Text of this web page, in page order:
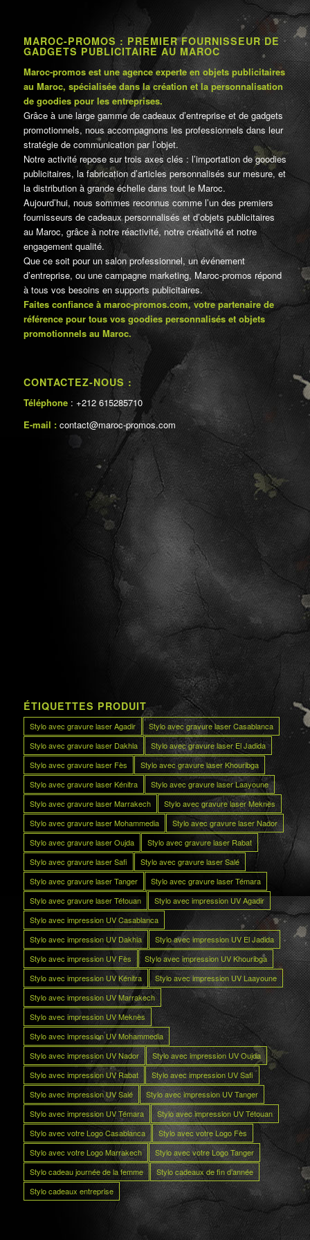
MAROC-PROMOS : PREMIER FOURNISSEUR DE
GADGETS PUBLICITAIRE AU MAROC
Maroc-promos est une agence experte en objets publicitaires
au Maroc, spécialisée dans la création et la personnalisation
de goodies pour les entreprises.
Grâce à une large gamme de cadeaux d’entreprise et de gadgets
promotionnels, nous accompagnons les professionnels dans leur
stratégie de communication par l’objet.
Notre activité repose sur trois axes clés : l’importation de goodies
publicitaires, la fabrication d’articles personnalisés sur mesure, et
la distribution à grande échelle dans tout le Maroc.
Aujourd’hui, nous sommes reconnus comme l’un des premiers
fournisseurs de cadeaux personnalisés et d’objets publicitaires
au Maroc, grâce à notre réactivité, notre créativité et notre
engagement qualité.
Que ce soit pour un salon professionnel, un événement
d’entreprise, ou une campagne marketing, Maroc-promos répond
à tous vos besoins en supports publicitaires.
Faites confiance à maroc-promos.com, votre partenaire de
référence pour tous vos goodies personnalisés et objets
promotionnels au Maroc.
CONTACTEZ-NOUS :
Téléphone : +212 615285710
E-mail : contact@maroc-promos.com
ÉTIQUETTES PRODUIT
Stylo avec gravure laser Agadir
Stylo avec gravure laser Casablanca
Stylo avec gravure laser Dakhla
Stylo avec gravure laser El Jadida
Stylo avec gravure laser Fès
Stylo avec gravure laser Khouribga
Stylo avec gravure laser Kénitra
Stylo avec gravure laser Laayoune
Stylo avec gravure laser Marrakech
Stylo avec gravure laser Meknès
Stylo avec gravure laser Mohammedia
Stylo avec gravure laser Nador
Stylo avec gravure laser Oujda
Stylo avec gravure laser Rabat
Stylo avec gravure laser Safi
Stylo avec gravure laser Salé
Stylo avec gravure laser Tanger
Stylo avec gravure laser Témara
Stylo avec gravure laser Tétouan
Stylo avec impression UV Agadir
Stylo avec impression UV Casablanca
Stylo avec impression UV Dakhla
Stylo avec impression UV El Jadida
Stylo avec impression UV Fès
Stylo avec impression UV Khouribga
Stylo avec impression UV Kénitra
Stylo avec impression UV Laayoune
Stylo avec impression UV Marrakech
Stylo avec impression UV Meknès
Stylo avec impression UV Mohammedia
Stylo avec impression UV Nador
Stylo avec impression UV Oujda
Stylo avec impression UV Rabat
Stylo avec impression UV Safi
Stylo avec impression UV Salé
Stylo avec impression UV Tanger
Stylo avec impression UV Témara
Stylo avec impression UV Tétouan
Stylo avec votre Logo Casablanca
Stylo avec votre Logo Fès
Stylo avec votre Logo Marrakech
Stylo avec votre Logo Tanger
Stylo cadeau journée de la femme
Stylo cadeaux de fin d’année
Stylo cadeaux entreprise